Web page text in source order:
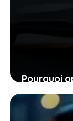
Pourquoi
location
étape